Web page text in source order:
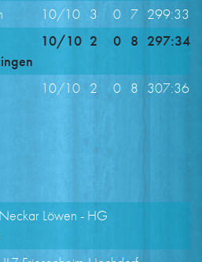
10/10 3 0 7 299:333
10/10 2 0 8 297:348
10/10 2 0 8 307:363
Löwen - HG